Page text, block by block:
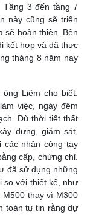
3 đến tầng 7
này cũng sẽ triển
sẽ hoàn thiện. Bên
kết hợp và đã thực
tháng 8 năm nay
Liêm cho biết:
việc, ngày đêm
Dù thời tiết thất
dựng, giám sát,
các nhân công tay
cấp, chứng chỉ.
đã sử dụng những
so với thiết kế, như
thay vì M300
toàn tự tin rằng dự